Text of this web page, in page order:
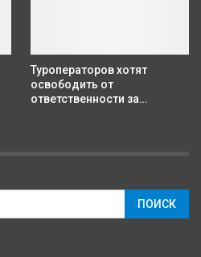
Туроператоров хотят
освободить от
ответственности за…